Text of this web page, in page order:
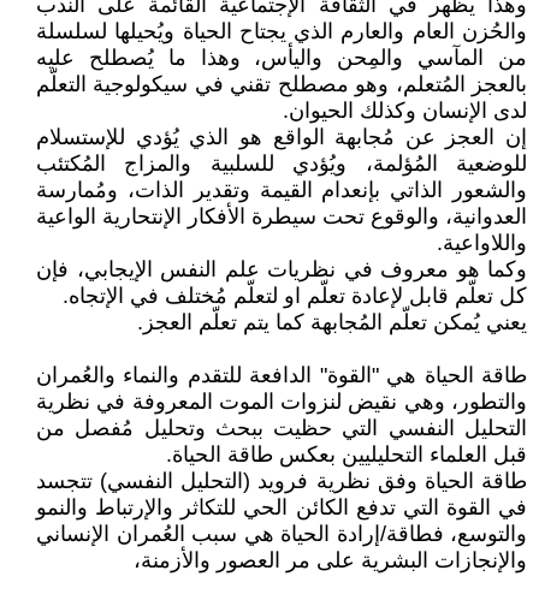
وهذا يظهر في الثقافة الإجتماعية القائمة على الندب
والحُزن العام والعارم الذي يجتاح الحياة ويُحيلها لسلسلة
من المآسي والمِحن واليأس، وهذا ما يُصطلح عليه
بالعجز المُتعلم، وهو مصطلح تقني في سيكولوجية التعلّم
لدى الإنسان وكذلك الحيوان.
إن العجز عن مُجابهة الواقع هو الذي يُؤدي للإستسلام
للوضعية المُؤلمة، ويُؤدي للسلبية والمزاج المُكتئب
والشعور الذاتي بإنعدام القيمة وتقدير الذات، ومُمارسة
العدوانية، والوقوع تحت سيطرة الأفكار الإنتحارية الواعية
واللاواعية.
وكما هو معروف في نظريات علم النفس الإيجابي، فإن
كل تعلّم قابل لإعادة تعلّم او لتعلّم مُختلف في الإتجاه.
يعني يُمكن تعلّم المُجابهة كما يتم تعلّم العجز.
طاقة الحياة هي "القوة" الدافعة للتقدم والنماء والعُمران
والتطور، وهي نقيض لنزوات الموت المعروفة في نظرية
التحليل النفسي التي حظيت ببحث وتحليل مُفصل من
قبل العلماء التحليليين بعكس طاقة الحياة.
طاقة الحياة وفق نظرية فرويد (التحليل النفسي) تتجسد
في القوة التي تدفع الكائن الحي للتكاثر والإرتباط والنمو
والتوسع، فطاقة/إرادة الحياة هي سبب العُمران الإنساني
والإنجازات البشرية على مر العصور والأزمنة،